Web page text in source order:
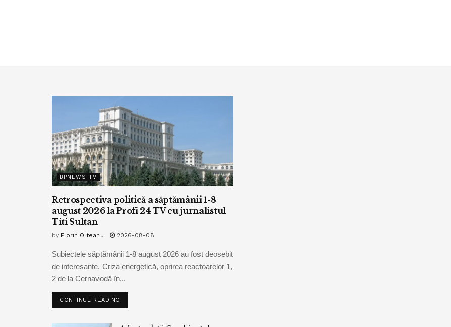
BPNEWS TV
Retrospectiva politică a săptămânii 1-8
august 2026 la Profi 24 TV cu jurnalistul
Titi Sultan
by Florin Olteanu 2026-08-08
Subiectele săptămânii 1-8 august 2026 au fost deosebit
de interesante. Criza energetică, oprirea reactoarelor 1,
2 de la Cernavodă în...
CONTINUE READING